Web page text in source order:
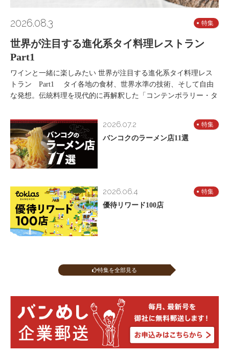
2026.08.3 特集
世界が注目する進化系タイ料理レストラン
Part1
ワインと一緒に楽しみたい 世界が注目する進化系タイ料理レス
トラン Part1 タイ各地の食材、世界水準の技術、そして自由
な発想。伝統料理を現代的に再解釈した「コンテンポラリー・タ
2026.07.2 特集
バンコクのラーメン店11選
2026.06.4 特集
優待リワード100店
特集を全部見る